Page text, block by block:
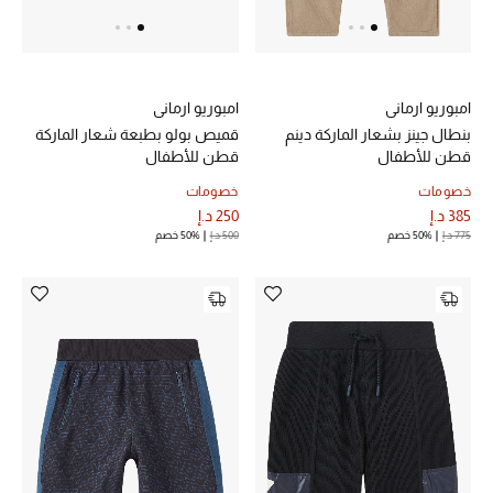
حقائب رجالية
صُممت للرجال
تسوقوا للرجال
الأطفال
عرض جميع المنتجات
خصومات
عودة صغاركم للمدارس
امبوريو ارماني
بنطال جينز بشعار الماركة دينم
قطن للأطفال
خصومات
385 د.إ
775 د.إ 50% خصم
امبوريو ارماني
قميص بولو بطبعة شعار الماركة
قطن للأطفال
خصومات
250 د.إ
500 د.إ 50% خصم